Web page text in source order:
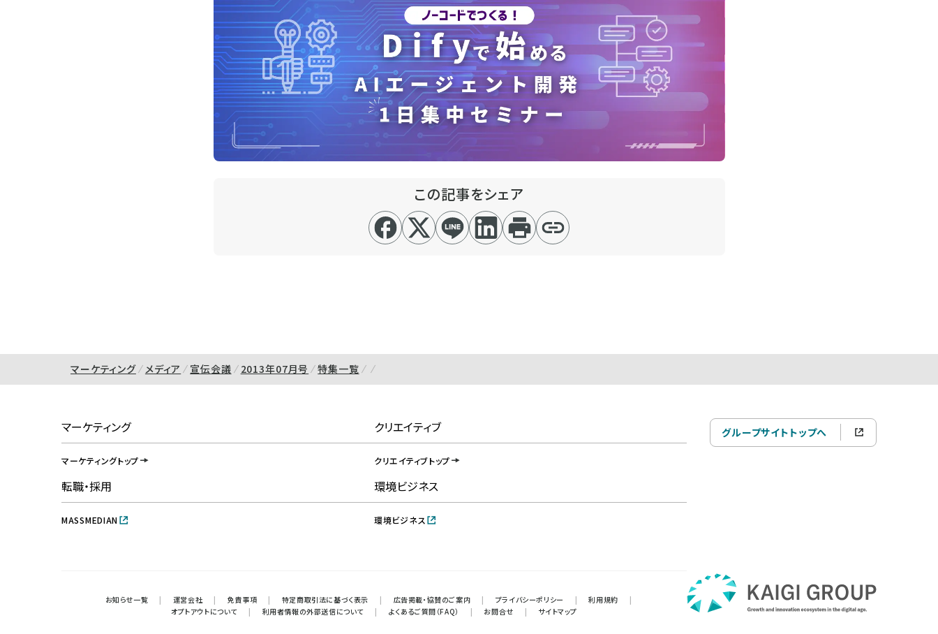
この記事をシェア
マーケティング メディア 宣伝会議 2013年07月号 特集一覧
マーケティング
マーケティングトップ
クリエイティブ
クリエイティブトップ
転職・採用
MASSMEDIAN
環境ビジネス
環境ビジネス
お知らせ一覧 | 運営会社 | 免責事項 | 特定商取引法に基づく表示 | 広告掲載・協賛のご案内 | プライバシーポリシー | 利用規約
|
オプトアウトについて
| 利用者情報の外部送信について | よくあるご質問（FAQ） | お問合せ | サイトマップ
グループサイトトップへ